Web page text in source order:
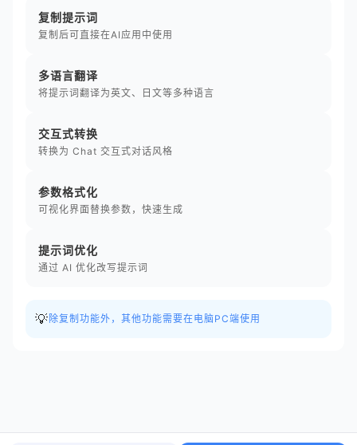
复制提示词
复制后可直接在AI应用中使用
多语言翻译
将提示词翻译为英文、日文等多种语言
交互式转换
转换为 Chat 交互式对话风格
参数格式化
可视化界面替换参数，快速生成
提示词优化
通过 AI 优化改写提示词
💡 除复制功能外，其他功能需要在电脑PC端使用